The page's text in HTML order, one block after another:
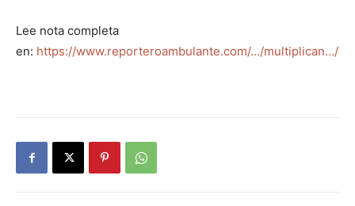
Lee nota completa
en: https://www.reporteroambulante.com/…/multiplican…/